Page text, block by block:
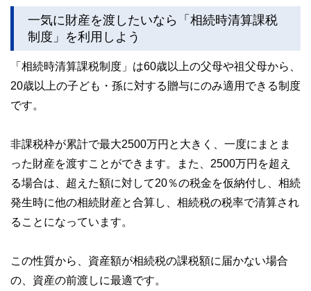
族が行うべき手続きについて分かりやすく解説します。
一気に財産を渡したいなら「相続時清算課税
制度」を利用しよう
「相続時清算課税制度」は60歳以上の父母や祖父母から、
20歳以上の子ども・孫に対する贈与にのみ適用できる制度
です。
非課税枠が累計で最大2500万円と大きく、一度にまとま
った財産を渡すことができます。また、2500万円を超え
る場合は、超えた額に対して20％の税金を仮納付し、相続
発生時に他の相続財産と合算し、相続税の税率で清算され
ることになっています。
この性質から、資産額が相続税の課税額に届かない場合
の、資産の前渡しに最適です。